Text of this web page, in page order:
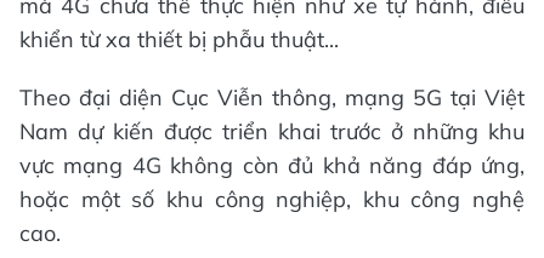
khiển từ xa thiết bị phẫu thuật...
Theo đại diện Cục Viễn thông, mạng 5G tại Việt
Nam dự kiến được triển khai trước ở những khu
vực mạng 4G không còn đủ khả năng đáp ứng,
hoặc một số khu công nghiệp, khu công nghệ
cao.